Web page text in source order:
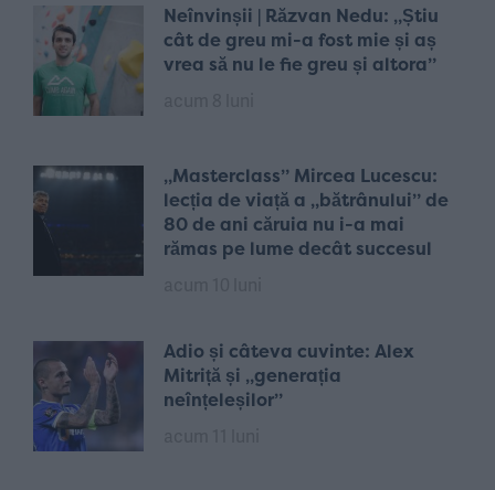
Neînvinșii | Răzvan Nedu: „Știu
cât de greu mi-a fost mie și aș
vrea să nu le fie greu și altora”
„Masterclass” Mircea Lucescu:
lecția de viață a „bătrânului” de
80 de ani căruia nu i-a mai
rămas pe lume decât succesul
Adio și câteva cuvinte: Alex
Mitriță și „generația
neînțeleșilor”